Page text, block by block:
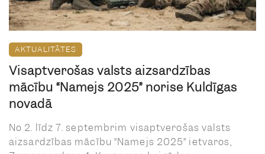
AKTUALITĀTES
Visaptverošas valsts aizsardzības
mācību “Namejs 2025” norise Kuldīgas
novadā
No 2. līdz 7. septembrim visaptverošas valsts
aizsardzības mācību “Namejs 2025” ietvaros,